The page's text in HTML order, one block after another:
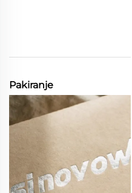
Pakiranje